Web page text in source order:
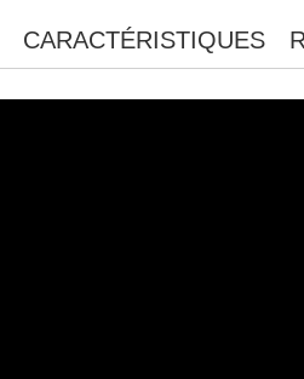
CARACTÉRISTIQUES